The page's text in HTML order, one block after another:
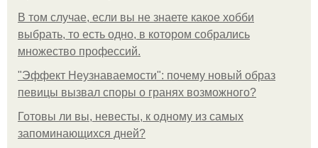
В том случае, если вы не знаете какое хобби
выбрать, то есть одно, в котором собрались
множество профессий.
"Эффект Неузнаваемости": почему новый образ
певицы вызвал споры о гранях возможного?
Готовы ли вы, невесты, к одному из самых
запоминающихся дней?